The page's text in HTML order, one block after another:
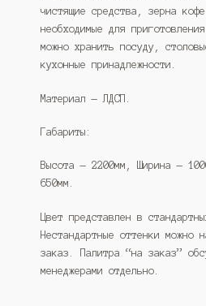
чистящие средства, зерна
необходимые для
можно хранить посуду,
кухонные принадлежности.
Материал — ЛДСП.
Габариты:
Высота — 2200мм, Ширина —
650мм.
Цвет представлен в
Нестандартные оттенки можно
заказ. Палитра “на заказ”
менеджерами отдельно.